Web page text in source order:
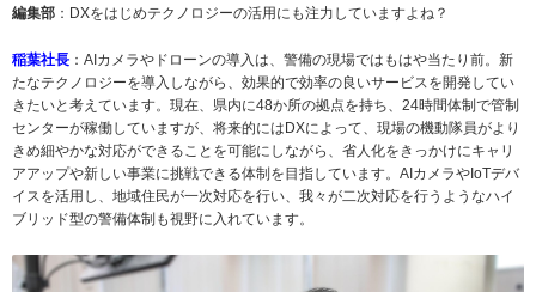
編集部 ：DXをはじめテクノロジーの活用にも注力していますよね？
稲葉社長 ：AIカメラやドローンの導入は、警備の現場ではもはや当たり前。新
たなテクノロジーを導入しながら、効果的で効率の良いサービスを開発してい
きたいと考えています。現在、県内に48か所の拠点を持ち、24時間体制で管制
センターが稼働していますが、将来的にはDXによって、現場の機動隊員がより
きめ細やかな対応ができることを可能にしながら、省人化をきっかけにキャリ
アアップや新しい事業に挑戦できる体制を目指しています。AIカメラやIoTデバ
イスを活用し、地域住民が一次対応を行い、我々が二次対応を行うようなハイ
ブリッド型の警備体制も視野に入れています。